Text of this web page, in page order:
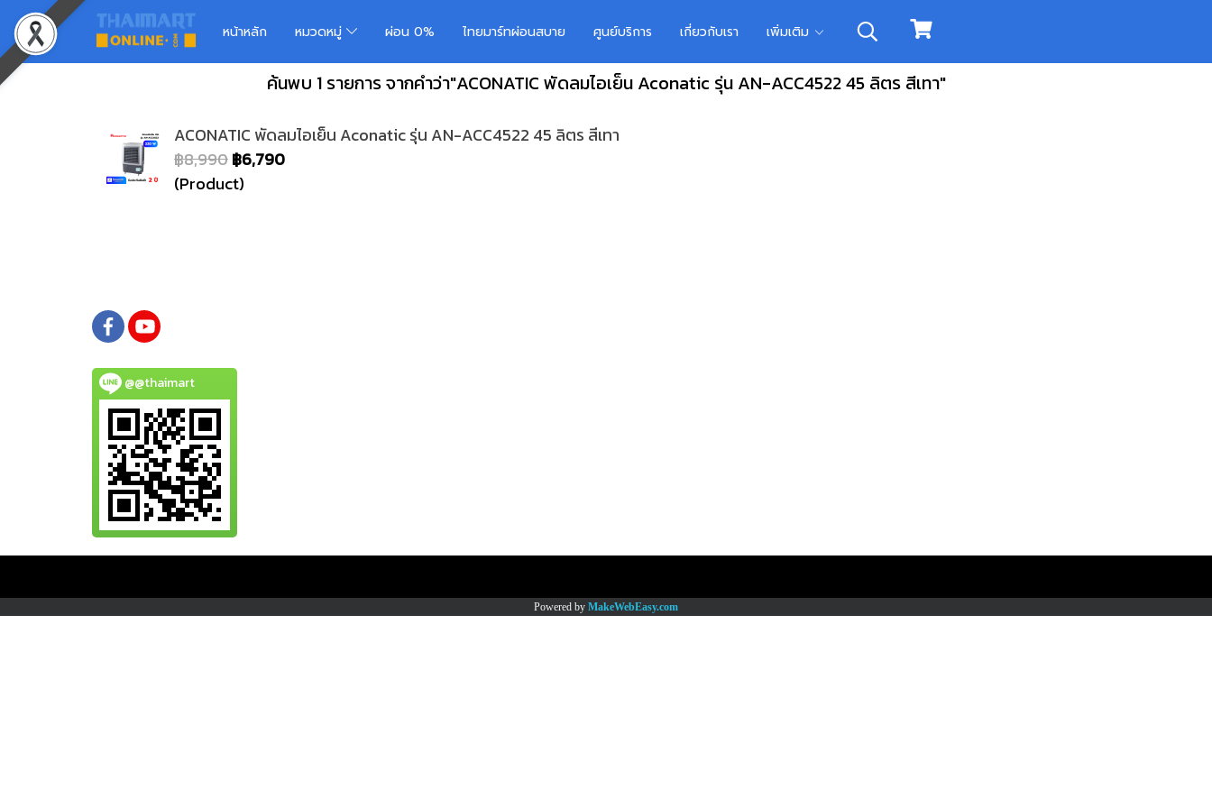
หน้าหลัก หมวดหมู่ ผ่อน 0% ไทยมาร์ทผ่อนสบาย ศูนย์บริการ เกี่ยวกับเรา เพิ่มเติม
ค้นพบ 1 รายการ จากคำว่า"ACONATIC พัดลมไอเย็น Aconatic รุ่น AN-ACC4522 45 ลิตร สีเทา"
ACONATIC พัดลมไอเย็น Aconatic รุ่น AN-ACC4522 45 ลิตร สีเทา
฿8,990฿6,790
(Product)
@@thaimart
Powered by MakeWebEasy.com